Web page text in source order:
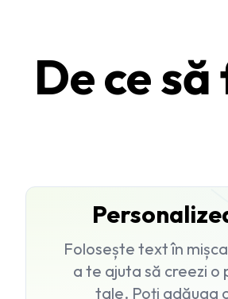
De ce
Folosește text în
a te ajuta să creezi
tale. Poți adăuga